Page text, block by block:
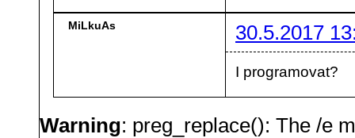
MiLkuAs 30.5.2017
I programovat?
Warning: preg_replace(): The /e